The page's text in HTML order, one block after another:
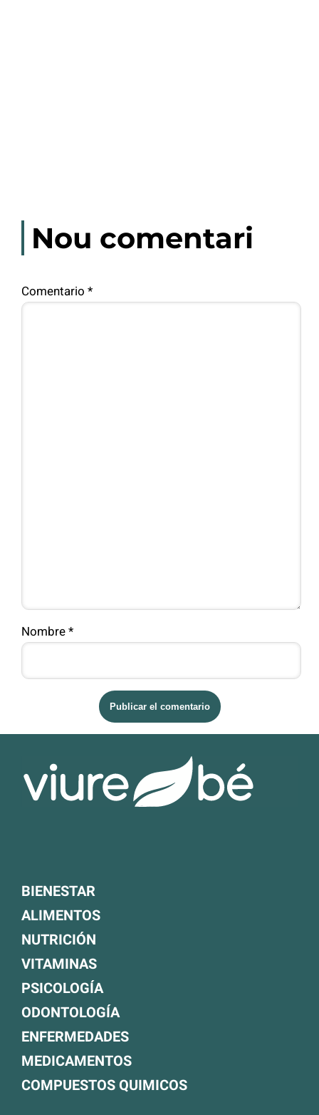
Nou comentari
Comentario *
Nombre *
BIENESTAR
ALIMENTOS
NUTRICIÓN
VITAMINAS
PSICOLOGÍA
ODONTOLOGÍA
ENFERMEDADES
MEDICAMENTOS
COMPUESTOS QUIMICOS